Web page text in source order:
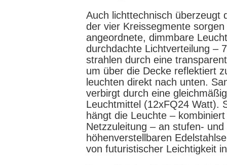
Auch lichttechnisch überzeugt
der vier Kreissegmente
angeordnete, dimmbare
durchdachte Lichtverteilung –
strahlen durch eine
um über die Decke reflektiert
leuchten direkt nach unten.
verbirgt durch eine
Leuchtmittel (12xFQ24 Watt).
hängt die Leuchte –
Netzzuleitung – an stufen- und
höhenverstellbaren
von futuristischer Leichtigkeit